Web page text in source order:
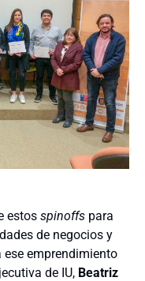
estos spinoffs para
de negocios y
emprendimiento
de IU, Beatriz